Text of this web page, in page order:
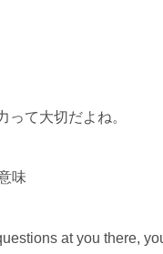
て大切だよね。
味
at you there,